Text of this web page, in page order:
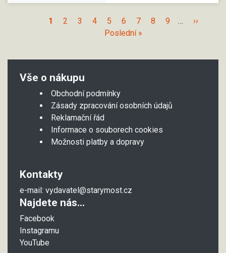
1 2 3 4 5 6 7 8 9 …
››
Poslední »
Vše o nákupu
Obchodní podmínky
Zásady zpracování osobních údajů
Reklamační řád
Informace o souborech cookies
Možnosti platby a dopravy
Kontakty
e-mail: vydavatel@starymost.cz
Najdete nás...
Facebook
Instagramu
YouTube